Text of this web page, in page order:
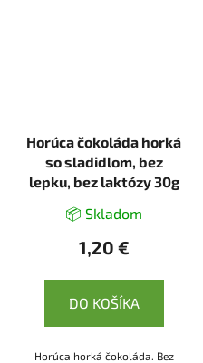
Horúca čokoláda horká
so sladidlom, bez
lepku, bez laktózy 30g
📦 Skladom
1,20 €
DO KOŠÍKA
Horúca horká čokoláda. Bez